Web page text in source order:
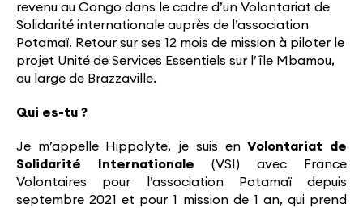
revenu au Congo dans le cadre d’un Volontariat de
Solidarité internationale auprès de l’association
Potamaï. Retour sur ses 12 mois de mission à piloter le
projet Unité de Services Essentiels sur l’île Mbamou,
au large de Brazzaville.
Qui es-tu ?
Je m’appelle Hippolyte, je suis enVolontariat de
Solidarité Internationale (VSI) avec France
Volontaires pour l’association Potamaï depuis
septembre 2021 et pour 1 mission de 1 an, qui prend